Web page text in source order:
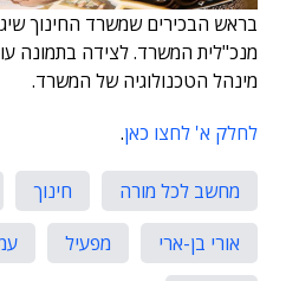
בראש הבכירים שמשרד החינוך
מנכ"לית המשרד. לצידה בתמונה
מינהל הטכנולוגיה של המשרד.
לחלק א' לחצו כאן.
מחשב לכל מורה חינוך
אורי בן-ארי
מפעיל